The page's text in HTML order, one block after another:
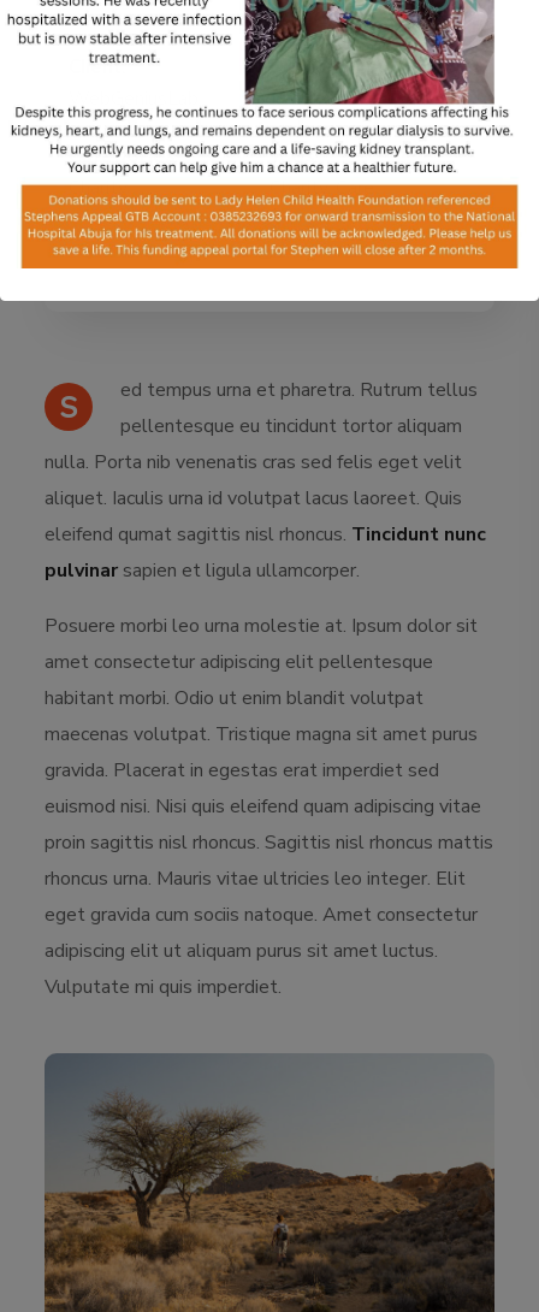
S
ed tempus urna et pharetra. Rutrum tellus
pellentesque eu tincidunt tortor aliquam
nulla. Porta nib venenatis cras sed felis eget velit
aliquet. Iaculis urna id volutpat lacus laoreet. Quis
eleifend qumat sagittis nisl rhoncus. Tincidunt nunc
pulvinar sapien et ligula ullamcorper.
Posuere morbi leo urna molestie at. Ipsum dolor sit
amet consectetur adipiscing elit pellentesque
habitant morbi. Odio ut enim blandit volutpat
maecenas volutpat. Tristique magna sit amet purus
gravida. Placerat in egestas erat imperdiet sed
euismod nisi. Nisi quis eleifend quam adipiscing vitae
proin sagittis nisl rhoncus. Sagittis nisl rhoncus mattis
rhoncus urna. Mauris vitae ultricies leo integer. Elit
eget gravida cum sociis natoque. Amet consectetur
adipiscing elit ut aliquam purus sit amet luctus.
Vulputate mi quis imperdiet.
Client: Date:
June 12, 2020
Categories:
Charity
Tags:
Charity, Care